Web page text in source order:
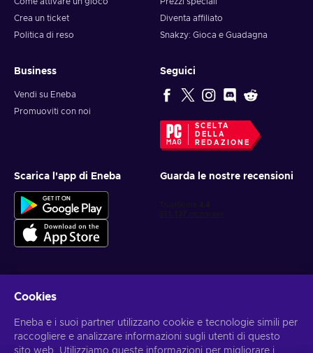
Crea un ticket
Politica di reso
Diventa affiliato
Snakzy: Gioca e Guadagna
Business
Vendi su Eneba
Promuoviti con noi
Seguici
SCELTA
DELLA
REDAZIONE
Scarica l'app di Eneba Guarda le nostre recensioni
Ottieni offerte di gioco personalizzate
Iscriviti
Puoi annullare l'iscrizione in qualsiasi momento. Visital'informativa
Cookies
Eneba e i suoi partner utilizzano cookie e tecnologie simili per
raccogliere e analizzare informazioni sugli utenti di questo
sito web. Utilizziamo queste informazioni per migliorare i